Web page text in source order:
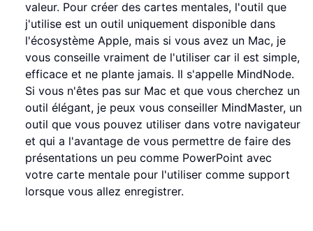
valeur. Pour créer des cartes mentales, l'outil que
j'utilise est un outil uniquement disponible dans
l'écosystème Apple, mais si vous avez un Mac, je
vous conseille vraiment de l'utiliser car il est simple,
efficace et ne plante jamais. Il s'appelle MindNode.
Si vous n'êtes pas sur Mac et que vous cherchez un
outil élégant, je peux vous conseiller MindMaster, un
outil que vous pouvez utiliser dans votre navigateur
et qui a l'avantage de vous permettre de faire des
présentations un peu comme PowerPoint avec
votre carte mentale pour l'utiliser comme support
lorsque vous allez enregistrer.